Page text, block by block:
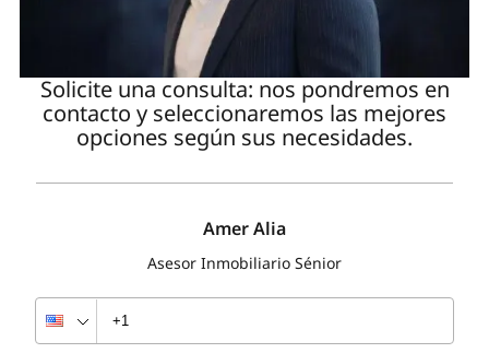
Solicite una consulta: nos pondremos en
contacto y seleccionaremos las mejores
opciones según sus necesidades.
Amer Alia
Asesor Inmobiliario Sénior